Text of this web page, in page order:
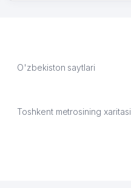
O'zbekiston saytlari
Toshkent metrosining xaritasi